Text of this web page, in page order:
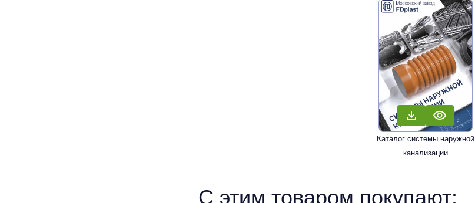
Каталог системы наружной
канализации
С этим товаром покупают: